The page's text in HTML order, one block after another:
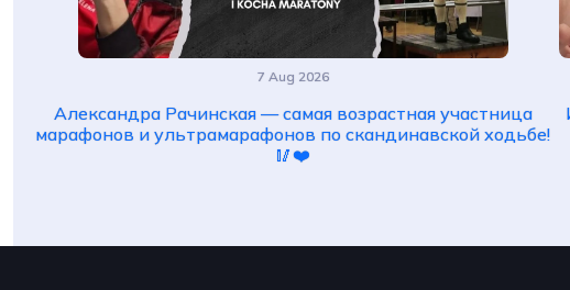
7 Aug 2026
Александра Рачинская — самая возрастная участница
марафонов и ультрамарафонов по скандинавской ходьбе!
🥢❤️